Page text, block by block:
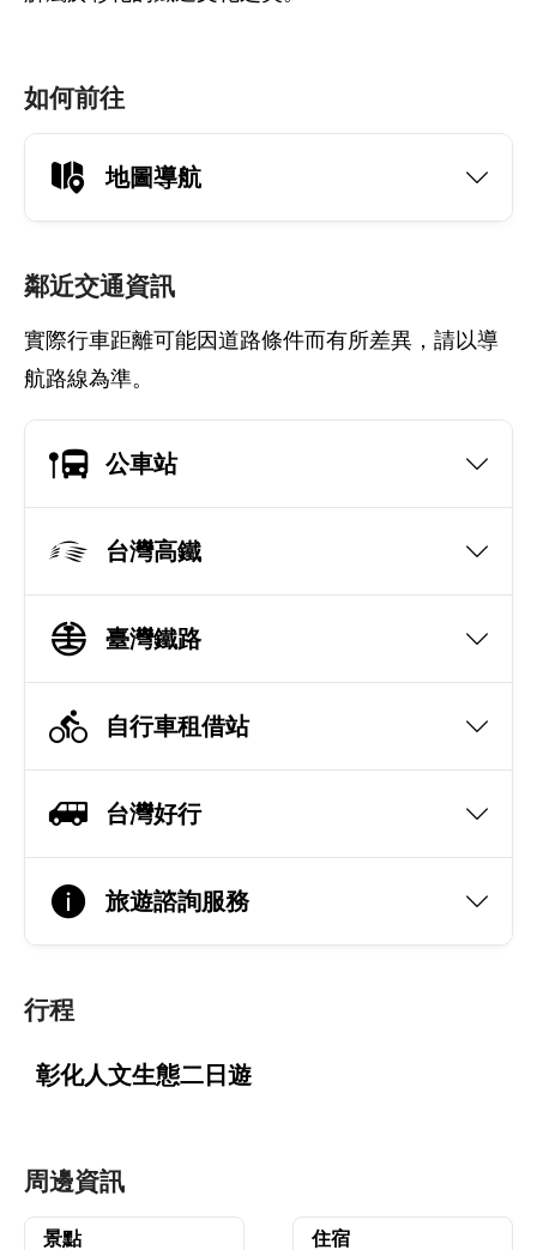
如何前往
地圖導航
鄰近交通資訊
實際行車距離可能因道路條件而有所差異，請以導
航路線為準。
公車站
台灣高鐵
臺灣鐵路
自行車租借站
台灣好行
旅遊諮詢服務
行程
彰化人文生態二日遊
周邊資訊
景點 住宿